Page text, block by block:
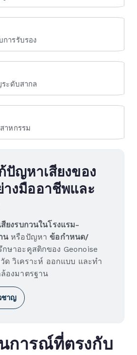
อะคูสติกโรงแรม
ศูนย์ความเป็นเลิศ
งและการสั่นสะเทือนในอุตสาหกรรม
กฎหมายเกี่ยวกับมลพิษทางเสียง
Blog ▼
ารรับรอง
ระดับสากล
าหกรรม
ปัญหาเสียงของ
งมืออาชีพและ
สียงรบกวนในโรงแรม-
นหรือปัญหาข้อกำหนด/
ษาอะคูสติกของ Geonoise
ด วิเคราะห์ ออกแบบ และทำ
องมาตรฐาน
ชาญ
การณ์ที่ตรงกับ